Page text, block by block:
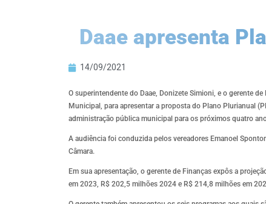
Daae apresenta
14/09/2021
O superintendente do Daae, Donizete Simioni, e o gerente
Municipal, para apresentar a proposta do Plano Plurianual
administração pública municipal para os próximos quatro
A audiência foi conduzida pelos vereadores Emanoel
Câmara.
Em sua apresentação, o gerente de Finanças expôs a
em 2023, R$ 202,5 milhões 2024 e R$ 214,8 milhões em